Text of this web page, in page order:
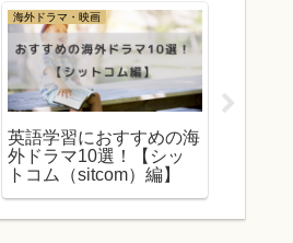
海外ドラマ・映画
英語学習におすすめの海
外ドラマ10選！【シッ
トコム（sitcom）編】